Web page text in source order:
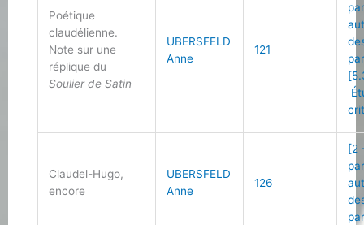
Poétique
claudélienne.
Note sur une
réplique du
Soulier de Satin
UBERSFELD
Anne
121
Claudel-Hugo,
encore
UBERSFELD
Anne
126
[2